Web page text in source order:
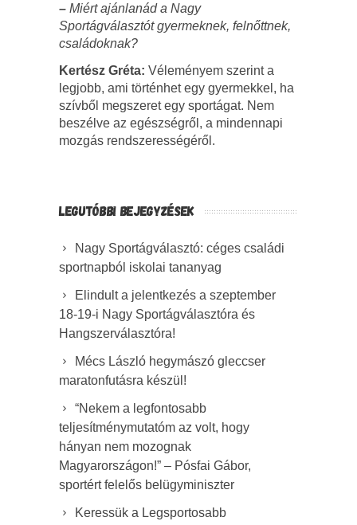
– Miért ajánlanád a Nagy
Sportágválasztót gyermeknek, felnőttnek,
családoknak?
Kertész Gréta: Véleményem szerint a
legjobb, ami történhet egy gyermekkel, ha
szívből megszeret egy sportágat. Nem
beszélve az egészségről, a mindennapi
mozgás rendszerességéről.
LEGUTÓBBI BEJEGYZÉSEK
Nagy Sportágválasztó: céges családi
sportnapból iskolai tananyag
Elindult a jelentkezés a szeptember
18-19-i Nagy Sportágválasztóra és
Hangszerválasztóra!
Mécs László hegymászó gleccser
maratonfutásra készül!
“Nekem a legfontosabb
teljesítménymutatóm az volt, hogy
hányan nem mozognak
Magyarországon!” – Pósfai Gábor,
sportért felelős belügyminiszter
Keressük a Legsportosabb